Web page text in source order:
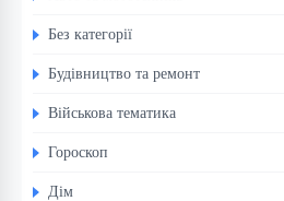
Без категорії
Будівництво та ремонт
Військова тематика
Гороскоп
Дім